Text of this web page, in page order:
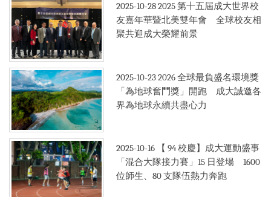
2025-10-282025 第十五屆成大世界校
友嘉年華暨北美雙年會 全球校友相
聚共迎成大榮耀前景
2025-10-232026 全球最負盛名環境獎
「為地球奮鬥獎」開跑 成大誠邀各
界為地球永續共盡心力
2025-10-16
【 94 校慶】成大運動盛事
「混合大隊接力賽」15 日登場 1600
位師生、80 支隊伍熱力奔跑